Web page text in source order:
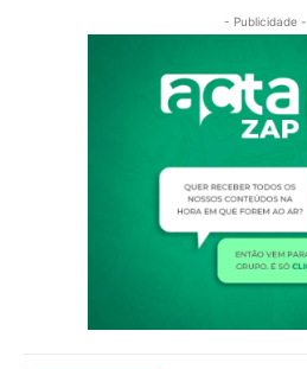
- Publicidade -